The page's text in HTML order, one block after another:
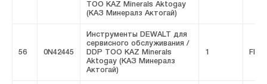
ТОО KAZ Minerals Aktogay
(КАЗ Минералз Актогай)
56 0N42445
Инструменты DEWALT для
сервисного обслуживания /
DDP ТОО KAZ Minerals
Aktogay (КАЗ Минералз
Актогай)
1 FIVE